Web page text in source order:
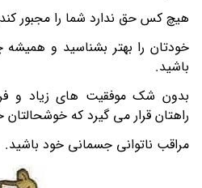
هیچ کس حق ندارد شما را مجبور
خودتان را بهتر بشناسید و همیشه
باشید.
بدون شک موفقیت های زیاد و
راهتان قرار می گیرد که خوشحالتان
مراقب ناتوانی جسمانی خود باشید.